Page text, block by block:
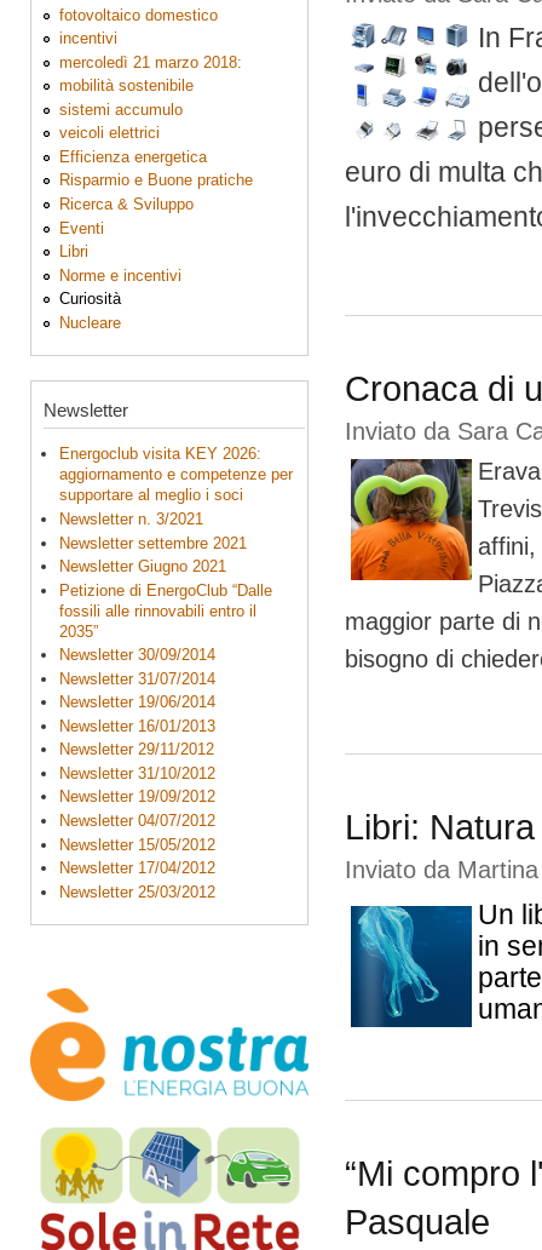
fotovoltaico domestico
incentivi
mercoledì 21 marzo 2018:
mobilità sostenibile
sistemi accumulo
veicoli elettrici
Efficienza energetica
Risparmio e Buone pratiche
Ricerca & Sviluppo
Eventi
Libri
Norme e incentivi
Curiosità
Nucleare
Newsletter
Energoclub visita KEY 2026:
aggiornamento e competenze per
supportare al meglio i soci
Newsletter n. 3/2021
Newsletter settembre 2021
Newsletter Giugno 2021
Petizione di EnergoClub “Dalle
fossili alle rinnovabili entro il
2035”
Newsletter 30/09/2014
Newsletter 31/07/2014
Newsletter 19/06/2014
Newsletter 16/01/2013
Newsletter 29/11/2012
Newsletter 31/10/2012
Newsletter 19/09/2012
Newsletter 04/07/2012
Newsletter 15/05/2012
Newsletter 17/04/2012
Newsletter 25/03/2012
In
euro di multa
Cronaca di
Inviato da Sara
affini,
maggior parte di
bisogno di
Libri:
Inviato da
Un
in
“Mi compro
Pasquale